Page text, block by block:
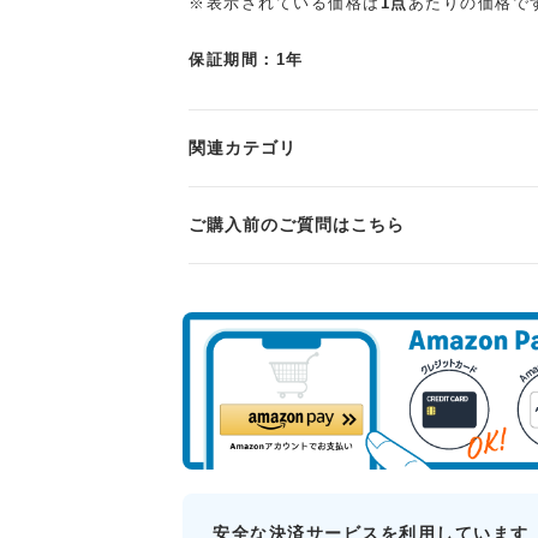
※表示されている価格は 1点 あたりの価格で
保証期間：1年
関連カテゴリ
ご購入前のご質問はこちら
安全な決済サービスを利用しています